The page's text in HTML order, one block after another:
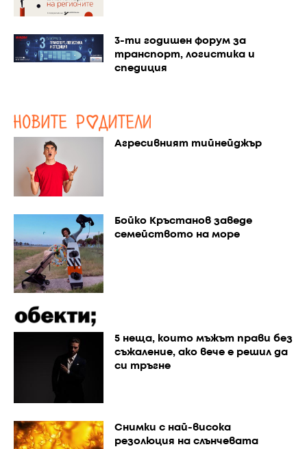
3-ти годишен форум за
транспорт, логистика и
спедиция
Агресивният тийнейджър
Бойко Кръстанов заведе
семейството на море
5 неща, които мъжът прави без
съжаление, ако вече е решил да
си тръгне
Снимки с най-висока
резолюция на слънчевата